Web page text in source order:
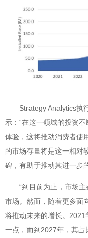
Strategy Analytics执
示：“在这一领域的投资
体验，这将推动消费者使
的市场存量将是这一相对
碑，有助于推动其进一步
“到目前为止，市场
市场。然而，随着更多面
将推动未来的增长。2021
一点，而到2027年，其占